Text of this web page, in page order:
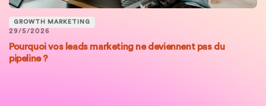
GROWTH MARKETING
29/5/2026
Pourquoi vos leads marketing ne deviennent pas du
pipeline ?